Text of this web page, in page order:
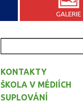
GALERIE
KONTAKTY
ŠKOLA V MÉDIÍCH
SUPLOVÁNÍ